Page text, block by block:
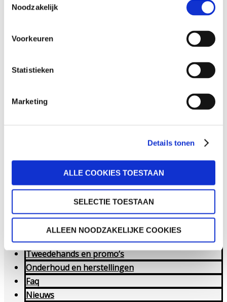
Noodzakelijk
Voorkeuren
Statistieken
Marketing
Details tonen
ALLE COOKIES TOESTAAN
SELECTIE TOESTAAN
ALLEEN NOODZAKELIJKE COOKIES
Bericht
VERZENDEN
Over ons
Home
Aanbod
Tweedehands en promo’s
Onderhoud en herstellingen
Faq
Nieuws